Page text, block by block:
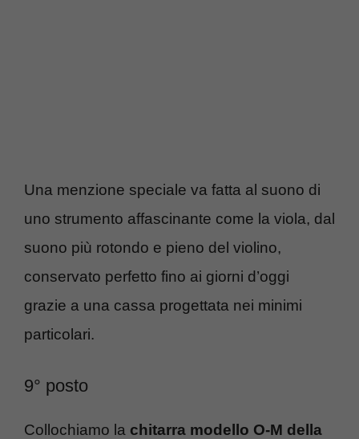
Una menzione speciale va fatta al suono di
uno strumento affascinante come la viola, dal
suono più rotondo e pieno del violino,
conservato perfetto fino ai giorni d’oggi
grazie a una cassa progettata nei minimi
particolari.
9° posto
Collochiamo la chitarra modello O-M della